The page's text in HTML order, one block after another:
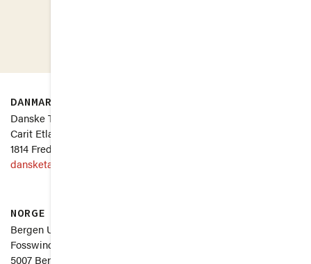
DANMARK
Danske Taler
Carit Etlars Vej 3, st.
1814 Frederiksberg C
dansketaler.dk
NORGE
Bergen Universitet
Fosswinckels gate 6
5007 Bergen